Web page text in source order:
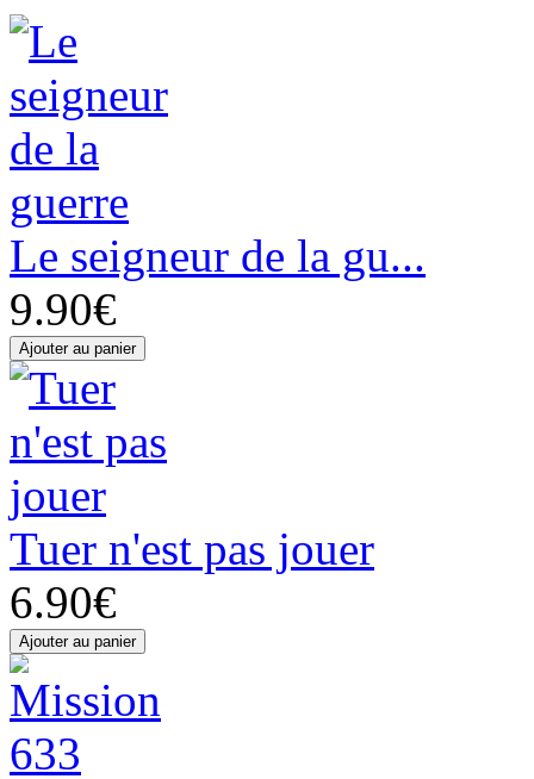
Le seigneur de la gu...
9.90€
Tuer n'est pas jouer
6.90€